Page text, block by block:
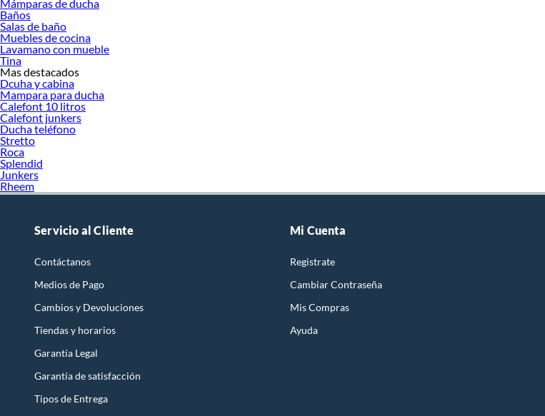
Mámparas de ducha
Baños
Salas de baño
Muebles de cocina
Lavamano con mueble
Tina
Mas destacados
Dcuha y cabina
Mampara para ducha
Calefont 10 litros
Calefont junkers
Ducha teléfono
Stretto
Roca
Splendid
Junkers
Rheem
Servicio al Cliente
Contáctanos
Medios de Pago
Cambios y Devoluciones
Tiendas y horarios
Garantía Legal
Garantía de satisfacción
Tipos de Entrega
Mi Cuenta
Registrate
Cambiar Contraseña
Mis Compras
Ayuda